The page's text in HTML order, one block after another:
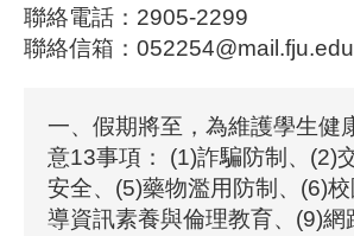
聯絡電話：2905-2299
聯絡信箱：
一、假期將至，為維護學生健
意13事項： (1)詐騙防制、(2)
安全、(5)藥物濫用防制、(6)
導資訊素養與倫理教育、(9)